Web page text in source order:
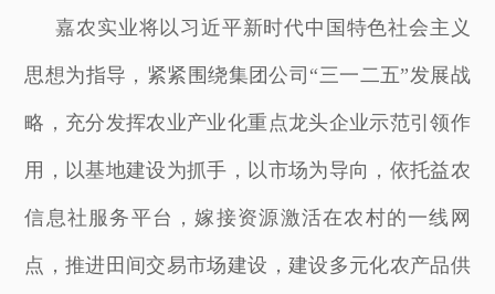
嘉农实业将以习近平新时代中国特色社会主义
思想为指导，紧紧围绕集团公司“三一二五”发展战
略，充分发挥农业产业化重点龙头企业示范引领作
用，以基地建设为抓手，以市场为导向，依托益农
信息社服务平台，嫁接资源激活在农村的一线网
点，推进田间交易市场建设，建设多元化农产品供